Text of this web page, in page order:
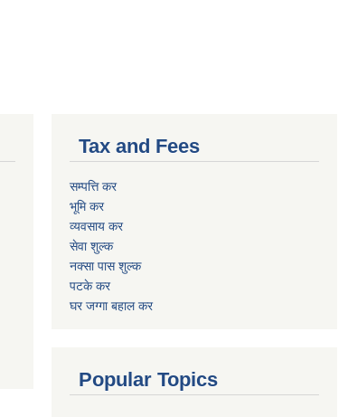
Tax and Fees
सम्पत्ति कर
भूमि कर
व्यवसाय कर
सेवा शुल्क
नक्सा पास शुल्क
पटके कर
घर जग्गा बहाल कर
Popular Topics